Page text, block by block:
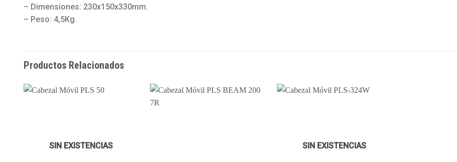
– Dimensiones: 230x150x330mm.
– Peso: 4,5Kg.
Productos Relacionados
lista de
deseos
SIN EXISTENCIAS
lista de
deseos
SIN EXISTENCIAS